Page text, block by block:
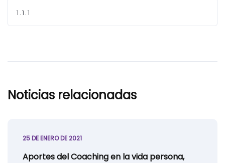
Noticias relacionadas
25 DE ENERO DE 2021
Aportes del Coaching en la vida persona,